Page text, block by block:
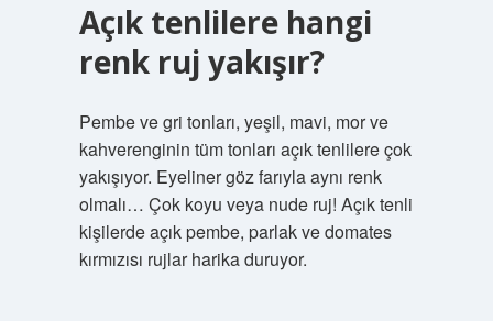
Açık tenlilere hangi
renk ruj yakışır?
Pembe ve gri tonları, yeşil, mavi, mor ve
kahverenginin tüm tonları açık tenlilere çok
yakışıyor. Eyeliner göz farıyla aynı renk
olmalı… Çok koyu veya nude ruj! Açık tenli
kişilerde açık pembe, parlak ve domates
kırmızısı rujlar harika duruyor.